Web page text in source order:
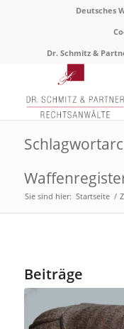
Deutsches
Dr. Schmitz &
Sie sind hier: Startseite /
Beiträge